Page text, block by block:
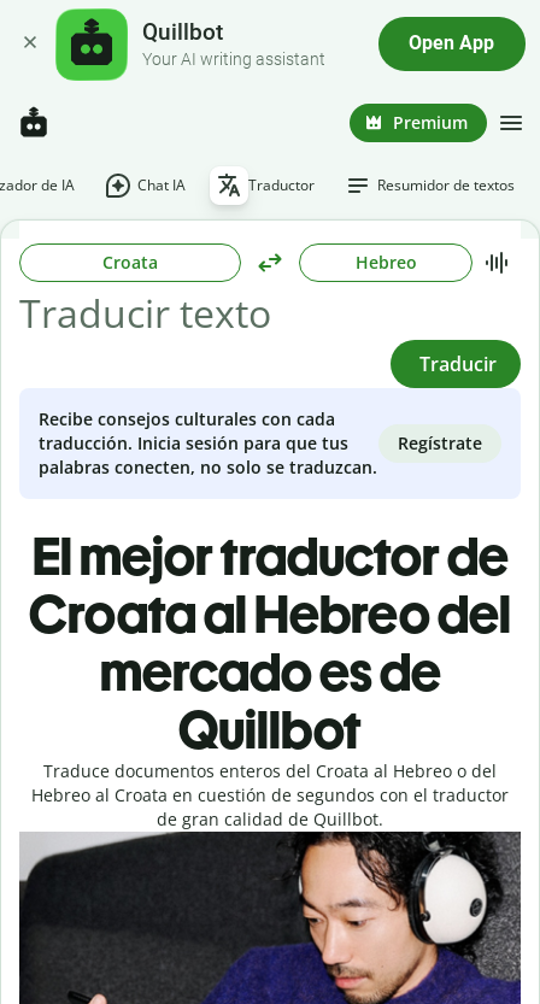
Quillbot
Your AI writing assistant
Open App
Premium
de IA Chat IA Traductor Resumidor de textos
Croata Hebreo
Traducir
Recibe consejos culturales con cada
traducción. Inicia sesión para que tus
palabras conecten, no solo se traduzcan.
Regístrate
El mejor traductor de
Croata al Hebreo del
mercado es de
Quillbot
Traduce documentos enteros del Croata al Hebreo o del
Hebreo al Croata en cuestión de segundos con el traductor
de gran calidad de Quillbot.